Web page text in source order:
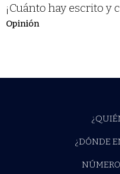
¡Cuánto hay escrito y
Opinión
¿DÓNDE